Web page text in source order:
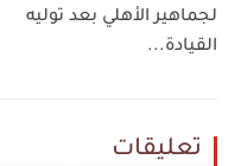
لجماهير الأهلي بعد توليه
القيادة...
تعليقات